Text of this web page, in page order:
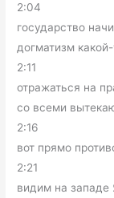
2:04
государство
догматизм
2:11
отражаться на
со всеми
2:16
вот прямо
2:21
видим на западе